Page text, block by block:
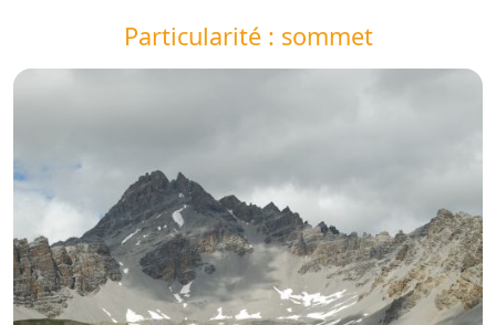
Particularité : sommet